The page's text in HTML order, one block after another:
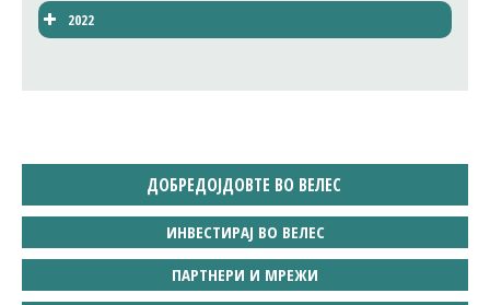
2022
ДОБРЕДОЈДОВТЕ ВО ВЕЛЕС
ИНВЕСТИРАЈ ВО ВЕЛЕС
ПАРТНЕРИ И МРЕЖИ